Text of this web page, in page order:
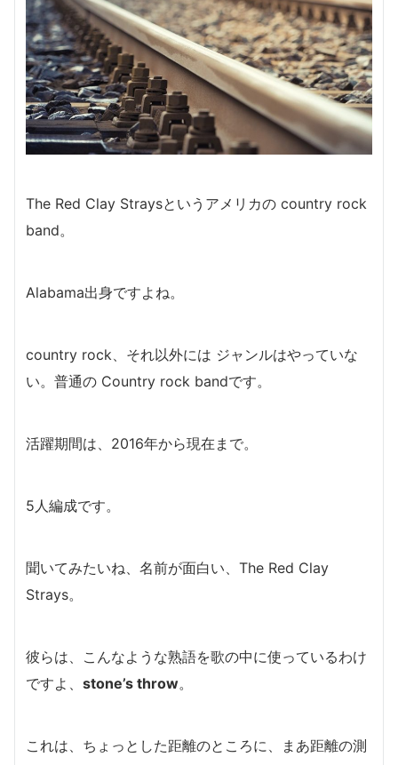
The Red Clay Straysというアメリカの country rock
band。
Alabama出身ですよね。
country rock、それ以外には ジャンルはやっていな
い。 普通の Country rock bandです。
活躍期間は、2016年から現在まで。
5人編成です。
聞いてみたいね、名前が面白い、The Red Clay
Strays。
彼らは、こんなような熟語を歌の中に使っているわけ
ですよ、 stone’s throw。
これは、ちょっとした距離のところに、まあ距離の測